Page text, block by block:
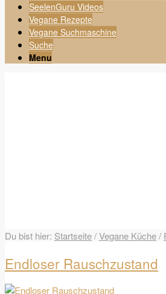
SeelenGuru Videos
Vegane Rezepte
Vegane Suchmaschine
Suche
Menu
Du bist hier: Startseite/Vegane Küche/
Endloser Rauschzustand